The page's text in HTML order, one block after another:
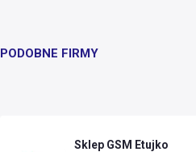
PODOBNE FIRMY
Sklep GSM Etujko